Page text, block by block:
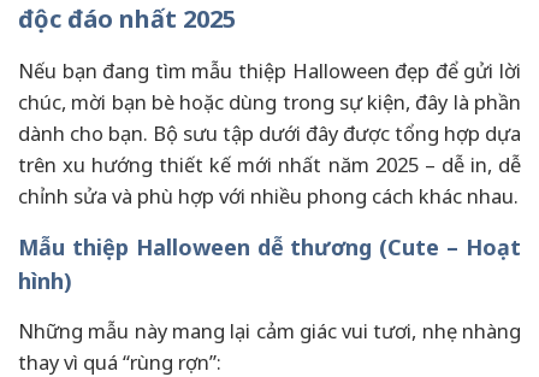
độc đáo nhất 2025
Nếu bạn đang tìm mẫu thiệp Halloween đẹp để gửi lời
chúc, mời bạn bè hoặc dùng trong sự kiện, đây là phần
dành cho bạn. Bộ sưu tập dưới đây được tổng hợp dựa
trên xu hướng thiết kế mới nhất năm 2025 – dễ in, dễ
chỉnh sửa và phù hợp với nhiều phong cách khác nhau.
Mẫu thiệp Halloween dễ thương (Cute – Hoạt
hình)
Những mẫu này mang lại cảm giác vui tươi, nhẹ nhàng
thay vì quá “rùng rợn”: